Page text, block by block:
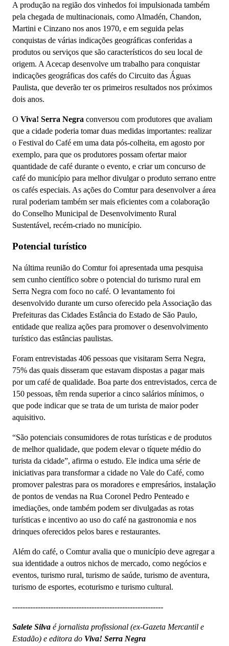
A produção na região dos vinhedos foi impulsionada também
pela chegada de multinacionais, como Almadén, Chandon,
Martini e Cinzano nos anos 1970, e em seguida pelas
conquistas de várias indicações geográficas conferidas a
produtos ou serviços que são característicos do seu local de
origem. A Acecap desenvolve um trabalho para conquistar
indicações geográficas dos cafés do Circuito das Águas
Paulista, que deverão ter os primeiros resultados nos próximos
dois anos.
O Viva! Serra Negra conversou com produtores que avaliam
que a cidade poderia tomar duas medidas importantes: realizar
o Festival do Café em uma data pós-colheita, em agosto por
exemplo, para que os produtores possam ofertar maior
quantidade de café durante o evento, e criar um concurso de
café do município para melhor divulgar o produto serrano entre
os cafés especiais. As ações do Comtur para desenvolver a área
rural poderiam também ser mais eficientes com a colaboração
do Conselho Municipal de Desenvolvimento Rural
Sustentável, recém-criado no município.
Potencial turístico
Na última reunião do Comtur foi apresentada uma pesquisa
sem cunho científico sobre o potencial do turismo rural em
Serra Negra com foco no café. O levantamento foi
desenvolvido durante um curso oferecido pela Associação das
Prefeituras das Cidades Estância do Estado de São Paulo,
entidade que realiza ações para promover o desenvolvimento
turístico das estâncias paulistas.
Foram entrevistadas 406 pessoas que visitaram Serra Negra,
75% das quais disseram que estavam dispostas a pagar mais
por um café de qualidade. Boa parte dos entrevistados, cerca de
150 pessoas, têm renda superior a cinco salários mínimos, o
que pode indicar que se trata de um turista de maior poder
aquisitivo.
“São potenciais consumidores de rotas turísticas e de produtos
de melhor qualidade, que podem elevar o tíquete médio do
turista da cidade”, afirma o estudo. Ele indica uma série de
iniciativas para transformar a cidade no Vale do Café, como
promover palestras para os moradores e empresários, instalação
de pontos de vendas na Rua Coronel Pedro Penteado e
imediações, onde também podem ser divulgadas as rotas
turísticas e incentivo ao uso do café na gastronomia e nos
drinques oferecidos pelos bares e restaurantes.
Além do café, o Comtur avalia que o município deve agregar a
sua identidade a outros nichos de mercado, como negócios e
eventos, turismo rural, turismo de saúde, turismo de aventura,
turismo de esportes, ecoturismo e turismo cultural.
-----------------------------------------------------------
Salete Silva é jornalista profissional (ex-Gazeta Mercantil e
Estadão) e editora do Viva! Serra Negra